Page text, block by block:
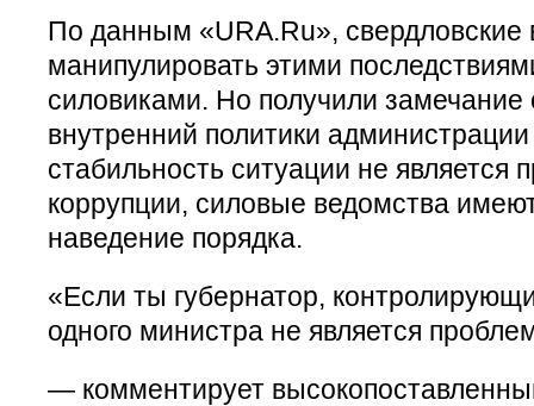
По данным «URA.Ru», свердловские
манипулировать этими
силовиками. Но получили замечание
внутренний политики
стабильность ситуации не является
коррупции, силовые ведомства
наведение порядка.
«Если ты губернатор,
одного министра не является
— комментирует